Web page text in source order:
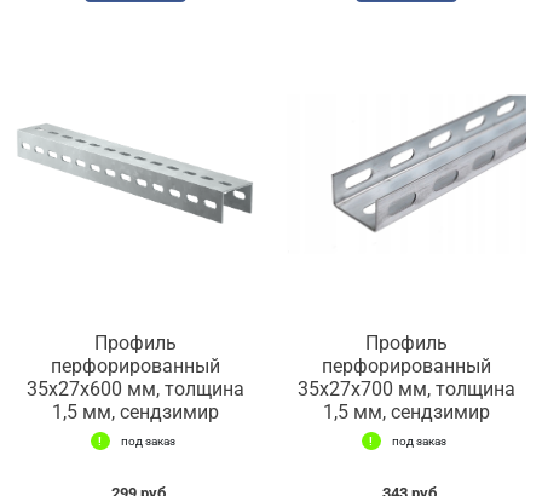
Профиль
перфорированный
35х27х600 мм, толщина
1,5 мм, сендзимир
под заказ
Профиль
перфорированный
35х27х700 мм, толщина
1,5 мм, сендзимир
под заказ